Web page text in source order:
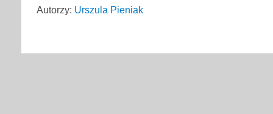
Autorzy: Urszula Pieniak